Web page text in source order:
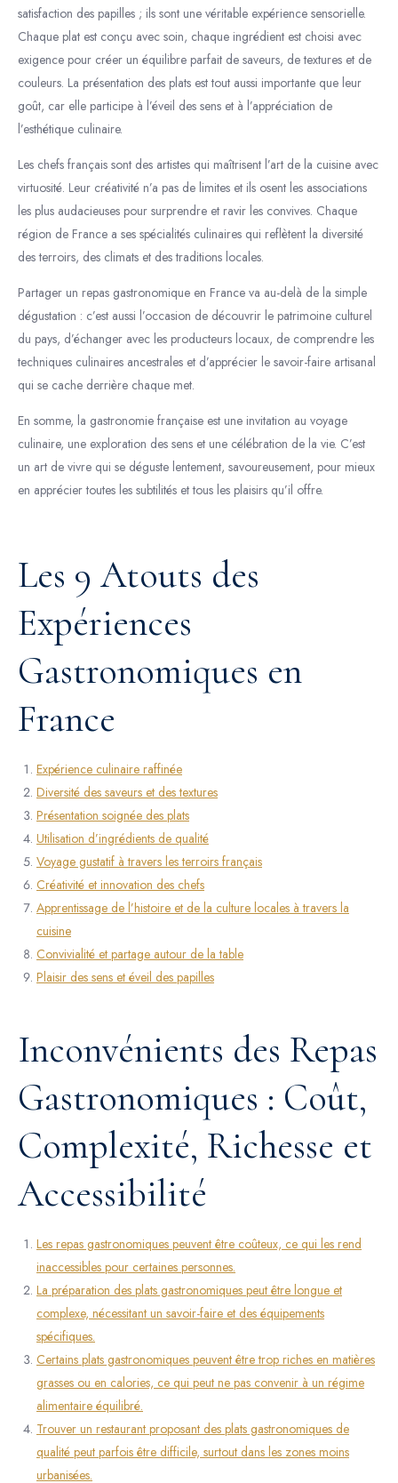
satisfaction des papilles ; ils sont une véritable expérience sensorielle.
Chaque plat est conçu avec soin, chaque ingrédient est choisi avec
exigence pour créer un équilibre parfait de saveurs, de textures et de
couleurs. La présentation des plats est tout aussi importante que leur
goût, car elle participe à l’éveil des sens et à l’appréciation de
l’esthétique culinaire.
Les chefs français sont des artistes qui maîtrisent l’art de la cuisine avec
virtuosité. Leur créativité n’a pas de limites et ils osent les associations
les plus audacieuses pour surprendre et ravir les convives. Chaque
région de France a ses spécialités culinaires qui reflètent la diversité
des terroirs, des climats et des traditions locales.
Partager un repas gastronomique en France va au-delà de la simple
dégustation : c’est aussi l’occasion de découvrir le patrimoine culturel
du pays, d’échanger avec les producteurs locaux, de comprendre les
techniques culinaires ancestrales et d’apprécier le savoir-faire artisanal
qui se cache derrière chaque met.
En somme, la gastronomie française est une invitation au voyage
culinaire, une exploration des sens et une célébration de la vie. C’est
un art de vivre qui se déguste lentement, savoureusement, pour mieux
en apprécier toutes les subtilités et tous les plaisirs qu’il offre.
Les 9 Atouts des
Expériences
Gastronomiques en
France
Expérience culinaire raffinée
Diversité des saveurs et des textures
Présentation soignée des plats
Utilisation d’ingrédients de qualité
Voyage gustatif à travers les terroirs français
Créativité et innovation des chefs
Apprentissage de l’histoire et de la culture locales à travers la
cuisine
Convivialité et partage autour de la table
Plaisir des sens et éveil des papilles
Inconvénients des Repas
Gastronomiques : Coût,
Complexité, Richesse et
Accessibilité
Les repas gastronomiques peuvent être coûteux, ce qui les rend
inaccessibles pour certaines personnes.
La préparation des plats gastronomiques peut être longue et
complexe, nécessitant un savoir-faire et des équipements
spécifiques.
Certains plats gastronomiques peuvent être trop riches en matières
grasses ou en calories, ce qui peut ne pas convenir à un régime
alimentaire équilibré.
Trouver un restaurant proposant des plats gastronomiques de
qualité peut parfois être difficile, surtout dans les zones moins
urbanisées.